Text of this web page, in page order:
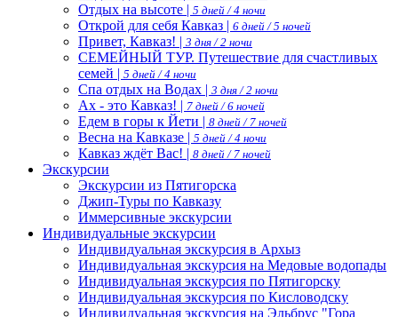
Отдых на высоте | 5 дней / 4 ночи
Открой для себя Кавказ | 6 дней / 5 ночей
Привет, Кавказ! | 3 дня / 2 ночи
СЕМЕЙНЫЙ ТУР. Путешествие для счастливых
семей | 5 дней / 4 ночи
Спа отдых на Водах | 3 дня / 2 ночи
Ах - это Кавказ! | 7 дней / 6 ночей
Едем в горы к Йети | 8 дней / 7 ночей
Весна на Кавказе | 5 дней / 4 ночи
Кавказ ждёт Вас! | 8 дней / 7 ночей
Экскурсии
Экскурсии из Пятигорска
Джип-Туры по Кавказу
Иммерсивные экскурсии
Индивидуальные экскурсии
Индивидуальная экскурсия в Архыз
Индивидуальная экскурсия на Медовые водопады
Индивидуальная экскурсия по Пятигорску
Индивидуальная экскурсия по Кисловодску
Индивидуальная экскурсия на Эльбрус "Гора